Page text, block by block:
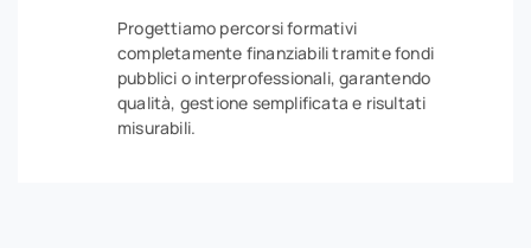
Progettiamo percorsi formativi
completamente finanziabili tramite fondi
pubblici o interprofessionali, garantendo
qualità, gestione semplificata e risultati
misurabili.